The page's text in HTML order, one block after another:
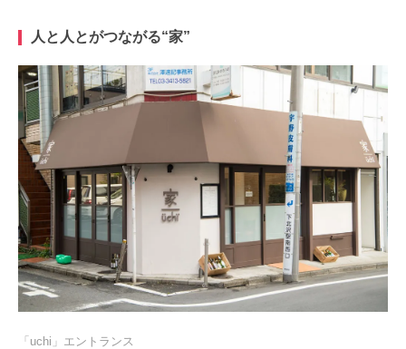
人と人とがつながる“家”
「uchi」エントランス